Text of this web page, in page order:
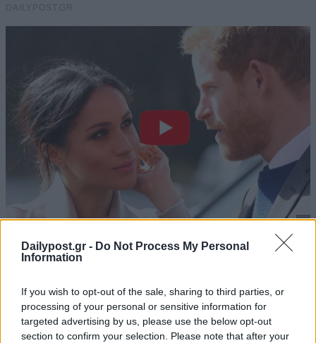
Dailypost.gr - Do Not Process My Personal
Information
If you wish to opt-out of the sale, sharing to third parties, or
processing of your personal or sensitive information for
targeted advertising by us, please use the below opt-out
section to confirm your selection. Please note that after your